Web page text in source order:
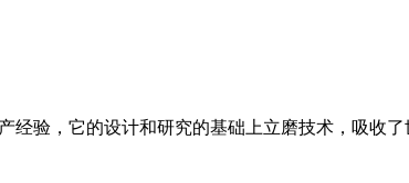
经验，它的设计和研究的基础上立磨技术，吸收